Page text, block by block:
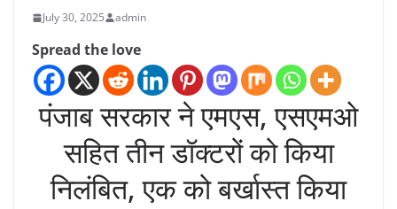
July 30, 2025 admin
Spread the love
पंजाब सरकार ने एमएस, एसएमओ
सहित तीन डॉक्टरों को किया
निलंबित, एक को बर्खास्त किया